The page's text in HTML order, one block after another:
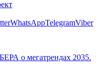
WhatsAppTelegramViber
о мегатрендах 2035.